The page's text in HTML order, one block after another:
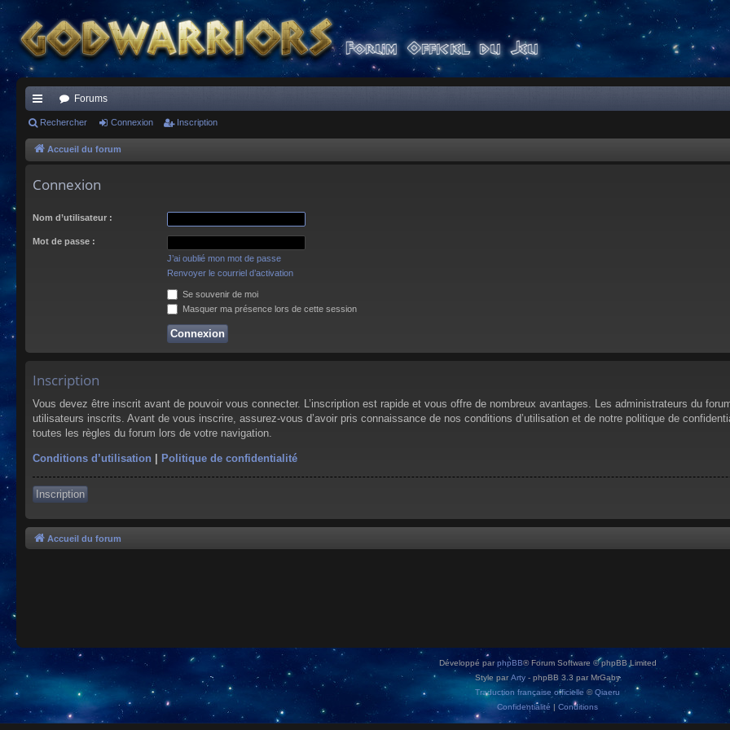
ac
co
s
Forums
Rechercher Connexion Inscription
Accueil du forum
Connexion
Nom d’utilisateur :
Mot de passe :
J’ai oublié mon mot de passe
Renvoyer le courriel d’activation
Se souvenir de moi
Masquer ma présence lors de cette session
Inscription
Vous devez être inscrit avant de pouvoir vous connecter. L’inscription est rapide et vous offre de nombreux avantages. Les administrateurs du
utilisateurs inscrits. Avant de vous inscrire, assurez-vous d’avoir pris connaissance de nos conditions d’utilisation et de notre politique de
toutes les règles du forum lors de votre navigation.
Conditions d’utilisation | Politique de confidentialité
Inscription
Accueil du forum
Développé parphpBB® Forum Software © phpBB Limited
Style par Arty - phpBB 3.3 par MrGaby
Traduction française officielle ©Qiaeru
Confidentialité | Conditions